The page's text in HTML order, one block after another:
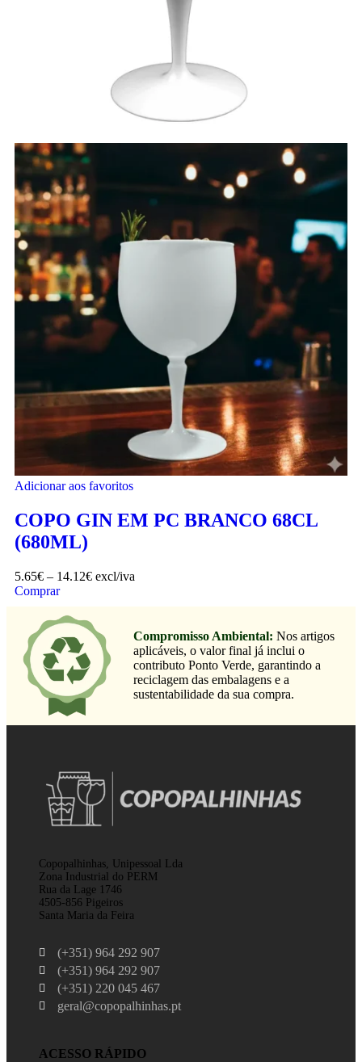
Adicionar aos favoritos
COPO GIN EM PC BRANCO 68CL
(680ML)
5.65€ – 14.12€ excl/iva
Comprar
Compromisso Ambiental: Nos artigos
aplicáveis, o valor final já inclui o
contributo Ponto Verde, garantindo a
reciclagem das embalagens e a
sustentabilidade da sua compra.
Copopalhinhas, Unipessoal Lda
Zona Industrial do PERM
Rua da Lage 1746
4505-856 Pigeiros
Santa Maria da Feira
(+351) 964 292 907
(+351) 964 292 907
(+351) 220 045 467
geral@copopalhinhas.pt
ACESSO RÁPIDO